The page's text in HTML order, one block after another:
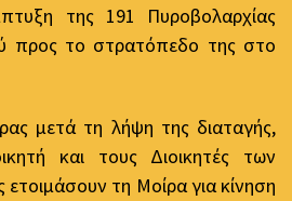
της 191 Πυροβολαρχίας
προς το στρατόπεδο της στο
μετά τη λήψη της διαταγής,
και τους Διοικητές των
τη Μοίρα για κίνηση